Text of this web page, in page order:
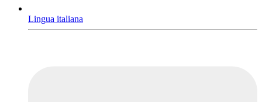
Lingua italiana